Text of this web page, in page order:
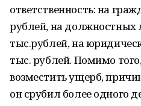
ответственность: на
рублей, на должностных
тыс.рублей, на
тыс. рублей. Помимо
возместить ущерб,
он срубил более одного